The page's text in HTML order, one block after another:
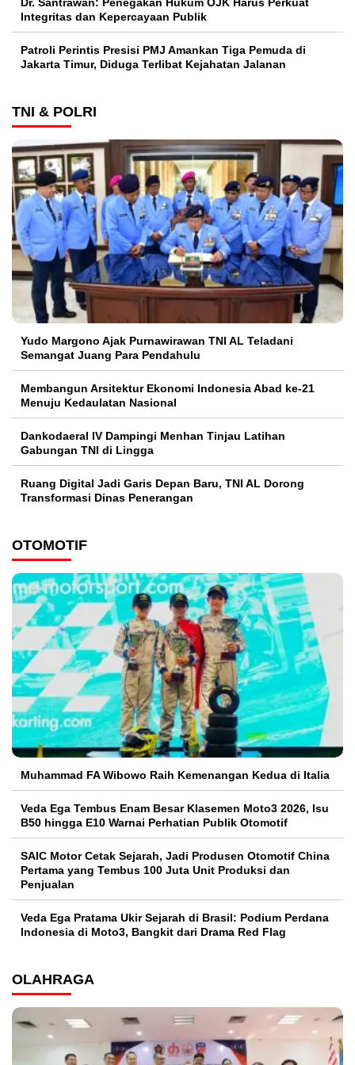
Dr. Santrawan: Penegakan Hukum OJK Harus Perkuat
Integritas dan Kepercayaan Publik
Patroli Perintis Presisi PMJ Amankan Tiga Pemuda di
Jakarta Timur, Diduga Terlibat Kejahatan Jalanan
TNI & POLRI
Yudo Margono Ajak Purnawirawan TNI AL Teladani
Semangat Juang Para Pendahulu
Membangun Arsitektur Ekonomi Indonesia Abad ke-21
Menuju Kedaulatan Nasional
Dankodaeral IV Dampingi Menhan Tinjau Latihan
Gabungan TNI di Lingga
Ruang Digital Jadi Garis Depan Baru, TNI AL Dorong
Transformasi Dinas Penerangan
OTOMOTIF
Muhammad FA Wibowo Raih Kemenangan Kedua di Italia
Veda Ega Tembus Enam Besar Klasemen Moto3 2026, Isu
B50 hingga E10 Warnai Perhatian Publik Otomotif
SAIC Motor Cetak Sejarah, Jadi Produsen Otomotif China
Pertama yang Tembus 100 Juta Unit Produksi dan
Penjualan
Veda Ega Pratama Ukir Sejarah di Brasil: Podium Perdana
Indonesia di Moto3, Bangkit dari Drama Red Flag
OLAHRAGA